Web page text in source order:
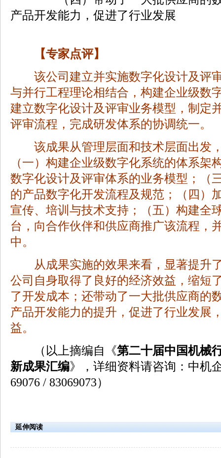
产品开发能力，促进了行业发展
【专家点评】
该公司建立并实施数字化设计及评
与并行工程理论相结合，构建企业级数
建立数字化设计及评审业务模型，制定
评审流程，完成研发体系的协调统一。
该成果从管理层面和技术层面出发
（一）构建企业级数字化系统的体系架
数字化设计及评审体系的业务模型；（
的产品数字化开发流程及规范；（四）
宣传、培训与技术支持；（五）构建全
台，向合作伙伴和供应商推广该流程，
中。
从成果实施的效果来看，显著提升
公司自身取得了良好的经济效益，缩短
了开发成本；还带动了一大批供应商的
产品开发能力的提升，促进了行业发展
益。
（以上摘编自《第二十届中国机械
新成果汇编》，详细资料请咨询：中机
69076 / 83069073）
延伸阅读